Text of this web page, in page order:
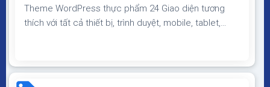
Theme WordPress thực phẩm 24 Giao diện tương
thích với tất cả thiết bị, trình duyệt, mobile, tablet,
load nhanh nhẹ tối ưu với các công cụ tìm kiếm
Theme sạch hoàn toàn 100% không virus, không...